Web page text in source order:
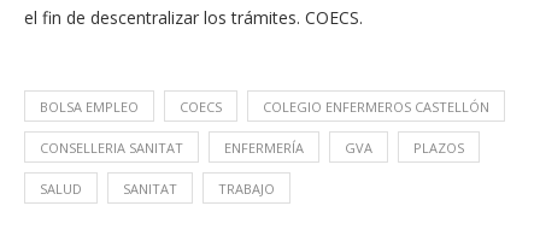
el fin de descentralizar los trámites. COECS.
BOLSA EMPLEO COECS COLEGIO ENFERMEROS CASTELLÓN
CONSELLERIA SANITAT ENFERMERÍA GVA PLAZOS
SALUD SANITAT TRABAJO